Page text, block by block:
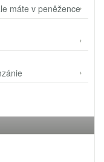
máte v peněžence